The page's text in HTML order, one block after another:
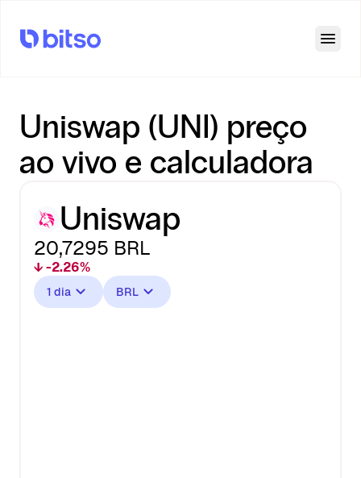
Uniswap (UNI) preço
ao vivo e calculadora
Uniswap
20,7295 BRL
↓ -2.26%
1 dia BRL